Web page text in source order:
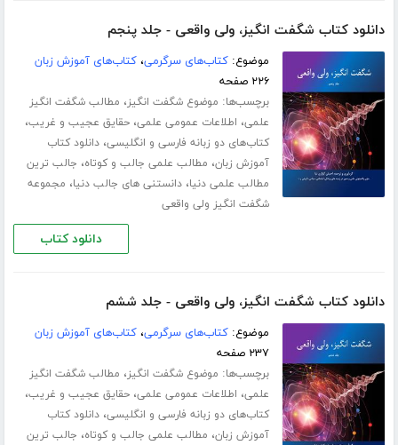
دانلود کتاب شگفت انگیز، ولی واقعی - جلد پنجم
موضوع:کتاب‌های سرگرمی،کتاب‌های آموزش زبان
۲۲۶ صفحه
برچسب‌ها: موضوع شگفت انگیز، مطالب شگفت انگیز
علمی، اطلاعات عمومی علمی،حقایق عجیب و غریب،
کتاب‌های دو زبانه فارسی و انگلیسی،دانلود کتاب
آموزش زبان، مطالب علمی جالب و کوتاه، جالب ترین
مطالب علمی دنیا،دانستنی های جالب دنیا، مجموعه
شگفت انگیز ولی واقعی
دانلود کتاب
دانلود کتاب شگفت انگیز، ولی واقعی - جلد ششم
موضوع:کتاب‌های سرگرمی،کتاب‌های آموزش زبان
۲۳۷ صفحه
برچسب‌ها: موضوع شگفت انگیز، مطالب شگفت انگیز
علمی، اطلاعات عمومی علمی،حقایق عجیب و غریب،
کتاب‌های دو زبانه فارسی و انگلیسی،دانلود کتاب
آموزش زبان، مطالب علمی جالب و کوتاه، جالب ترین